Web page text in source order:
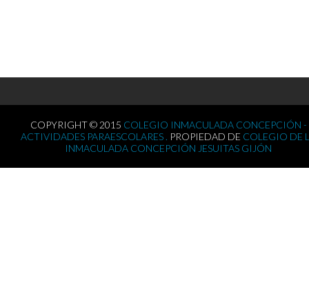
COPYRIGHT © 2015 COLEGIO INMACULADA CONCEPCIÓN -
ACTIVIDADES PARAESCOLARES . PROPIEDAD DE COLEGIO DE
INMACULADA CONCEPCIÓN JESUITAS GIJÓN